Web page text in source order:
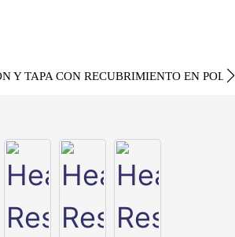
Y TAPA CON RECUBRIMIENTO EN